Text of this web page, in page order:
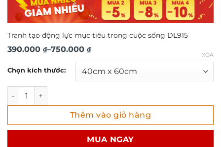
Tranh tạo động lực mục tiêu trong cuộc sống DL915
390.000 ₫–750.000 ₫
Khoảng
390.000 ₫
đến
750.000 ₫
Chọn kích thước:
XÓA
Tranh tạo động lực mục tiêu trong cuộc sống DL915 số
Thêm vào giỏ hàng
MUA NGAY